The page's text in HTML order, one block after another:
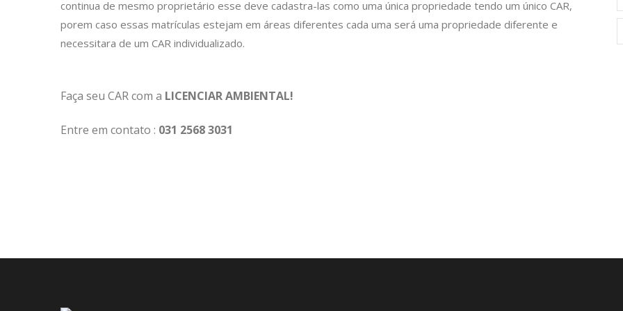
continua de mesmo proprietário esse deve cadastra-las como uma única propriedade tendo um único CAR,
porem caso essas matrículas estejam em áreas diferentes cada uma será uma propriedade diferente e
necessitara de um CAR individualizado.
Faça seu CAR com a LICENCIAR AMBIENTAL!
Entre em contato : 031 2568 3031